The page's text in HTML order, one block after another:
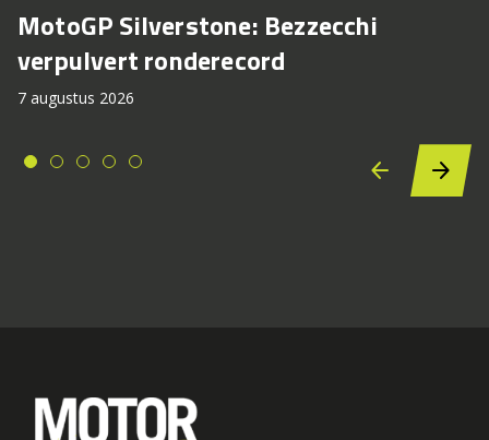
MotoGP Silverstone: Bezzecchi
verpulvert ronderecord
7 augustus 2026